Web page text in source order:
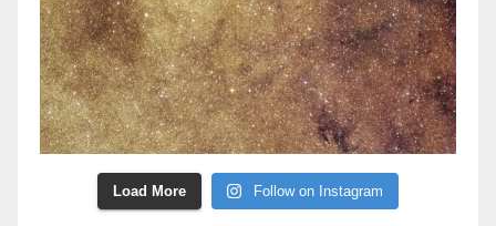
Load More Follow on Instagram